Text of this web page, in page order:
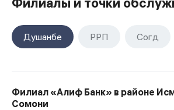
Душанбе РРП Согд
Филиал «Алиф Банк» в районе
Сомони